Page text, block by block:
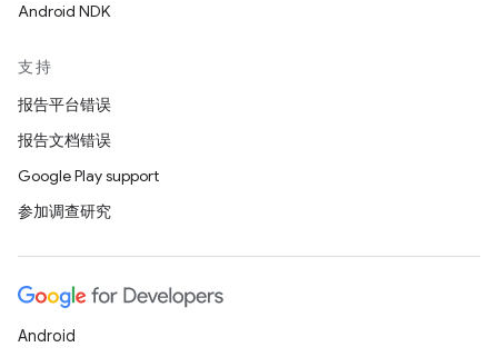
Android NDK
支持
报告平台错误
报告文档错误
Google Play support
参加调查研究
Android